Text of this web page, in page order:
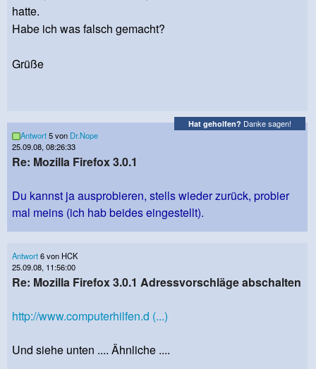
hatte.
Habe ich was falsch gemacht?
Grüße
Hat geholfen? Danke sagen!
Antwort5 von Dr.Nope
25.09.08, 08:26:33
Re: Mozilla Firefox 3.0.1
Du kannst ja ausprobieren, stells wieder zurück, probier
mal meins (ich hab beides eingestellt).
Antwort6 von HCK
25.09.08, 11:56:00
Re: Mozilla Firefox 3.0.1 Adressvorschläge abschalten
http://www.computerhilfen.d (...)
Und siehe unten .... Ähnliche ....